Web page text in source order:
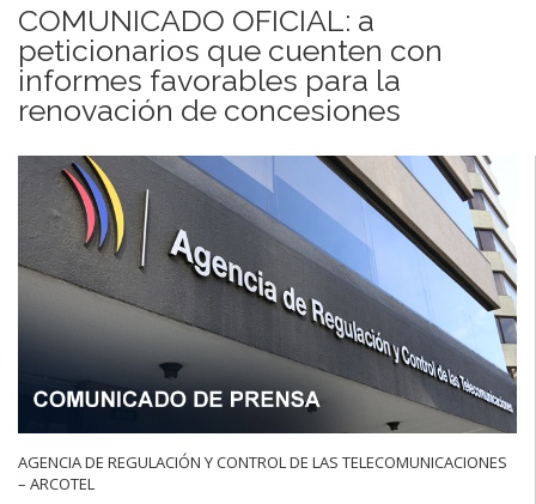
COMUNICADO OFICIAL: a
peticionarios que cuenten con
informes favorables para la
renovación de concesiones
AGENCIA DE REGULACIÓN Y CONTROL DE LAS TELECOMUNICACIONES
– ARCOTEL